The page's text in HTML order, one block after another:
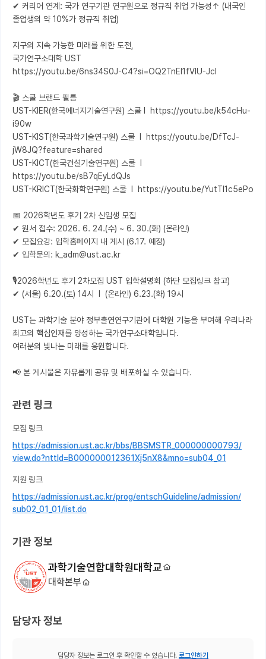
✔ 커리어 연계: 국가 연구기관 연구원으로 정규직 취업 가능성↑ (내국인
졸업생의 약 10%가 정규직 취업)
지구의 지속 가능한 미래를 위한 도전,
국가연구소대학 UST
https://youtu.be/6ns34S0J-C4?si=OQ2TnEI1fVIU-JcI
🎬 스쿨 브랜드 필름
UST-KIER(한국에너지기술연구원) 스쿨 l  https://youtu.be/k54cHu-
i90w
UST-KIST(한국과학기술연구원) 스쿨  l  https://youtu.be/DfTcJ-
jW8JQ?feature=shared
UST-KICT(한국건설기술연구원) 스쿨  l
https://youtu.be/sB7qEyLdQJs
UST-KRICT(한국화학연구원) 스쿨  l  https://youtu.be/YutTl1c5ePo
📅 2026학년도 후기 2차 신입생 모집
✔ 원서 접수: 2026. 6. 24.(수) ~ 6. 30.(화) (온라인)
✔ 모집요강: 입학홈페이지 내 게시 (6.17. 예정)
✔ 입학문의: k_adm@ust.ac.kr
🎙️2026학년도 후기 2차모집 UST 입학설명회 (하단 모집링크 참고)
✔ (서울) 6.20.(토) 14시  l  (온라인) 6.23.(화) 19시
UST는 과학기술 분야 정부출연연구기관에 대학원 기능을 부여해 우리나라
최고의 핵심인재를 양성하는 국가연구소대학입니다.
여러분의 빛나는 미래를 응원합니다.
📢 본 게시물은 자유롭게 공유 및 배포하실 수 있습니다.
관련 링크
모집 링크
https://admission.ust.ac.kr/bbs/BBSMSTR_000000000793/
view.do?nttId=B000000012361Xj5nX8&mno=sub04_01
지원 링크
https://admission.ust.ac.kr/prog/entschGuideline/admission/
sub02_01_01/list.do
기관 정보
과학기술연합대학원대학교
대학본부
담당자 정보
담당자 정보는 로그인 후 확인할 수 있습니다. 로그인하기